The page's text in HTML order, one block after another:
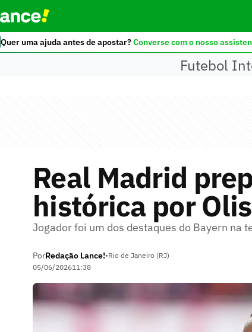
Quer uma ajuda antes de apostar?Converse com o nosso
Futebol
Real Madrid
histórica por
Jogador foi um dos destaques do Bayern na
PorRedação Lance!•Rio de Janeiro (RJ)
05/06/202611:38